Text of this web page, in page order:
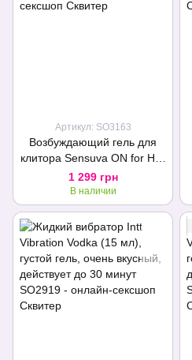
Артикул: SO3163
Возбуждающий гель для
клитора Sensuva ON for Her
Arousal Gel Ice (29 мл)
охлаждающий жидкий
вибратор
1 299 грн
В наличии